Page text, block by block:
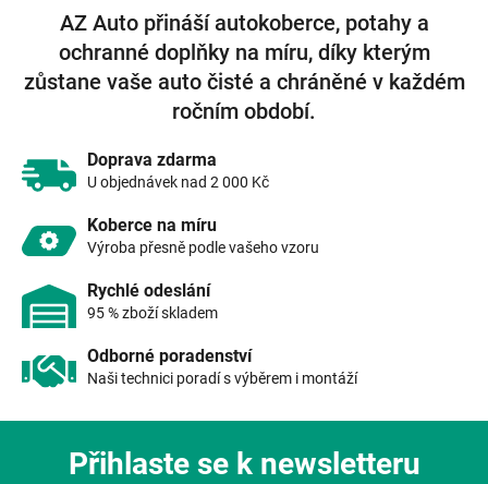
á
d
a
c
í
p
k
ý
AZ Auto přináší autokoberce, potahy a
ochranné doplňky na míru, díky kterým
zůstane vaše auto čisté a chráněné v každém
ročním období.
Doprava zdarma
U objednávek nad 2 000 Kč
Koberce na míru
Výroba přesně podle vašeho vzoru
Rychlé odeslání
95 % zboží skladem
Odborné poradenství
Naši technici poradí s výběrem i montáží
Přihlaste se k newsletteru